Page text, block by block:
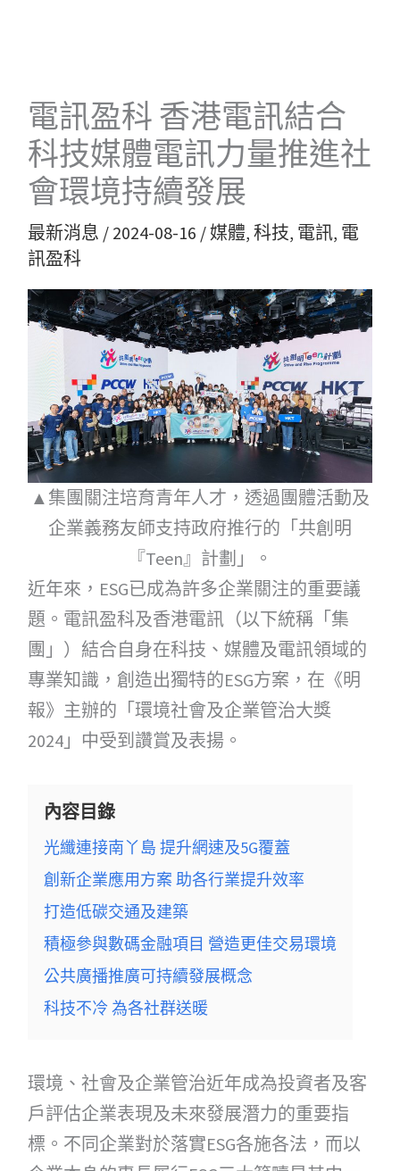
電訊盈科 香港電訊結合
科技媒體電訊力量推進社
會環境持續發展
最新消息 / 2024-08-16 /媒體, 科技, 電訊, 電
訊盈科
▲集團關注培育青年人才，透過團體活動及
企業義務友師支持政府推行的「共創明
『Teen』計劃」。
近年來，ESG已成為許多企業關注的重要議
題。電訊盈科及香港電訊（以下統稱「集
團」）結合自身在科技、媒體及電訊領域的
專業知識，創造出獨特的ESG方案，在《明
報》主辦的「環境社會及企業管治大獎
2024」中受到讚賞及表揚。
內容目錄
光纖連接南丫島 提升網速及5G覆蓋
創新企業應用方案 助各行業提升效率
打造低碳交通及建築
積極參與數碼金融項目 營造更佳交易環境
公共廣播推廣可持續發展概念
科技不冷 為各社群送暖
環境、社會及企業管治近年成為投資者及客
戶評估企業表現及未來發展潛力的重要指
標。不同企業對於落實ESG各施各法，而以